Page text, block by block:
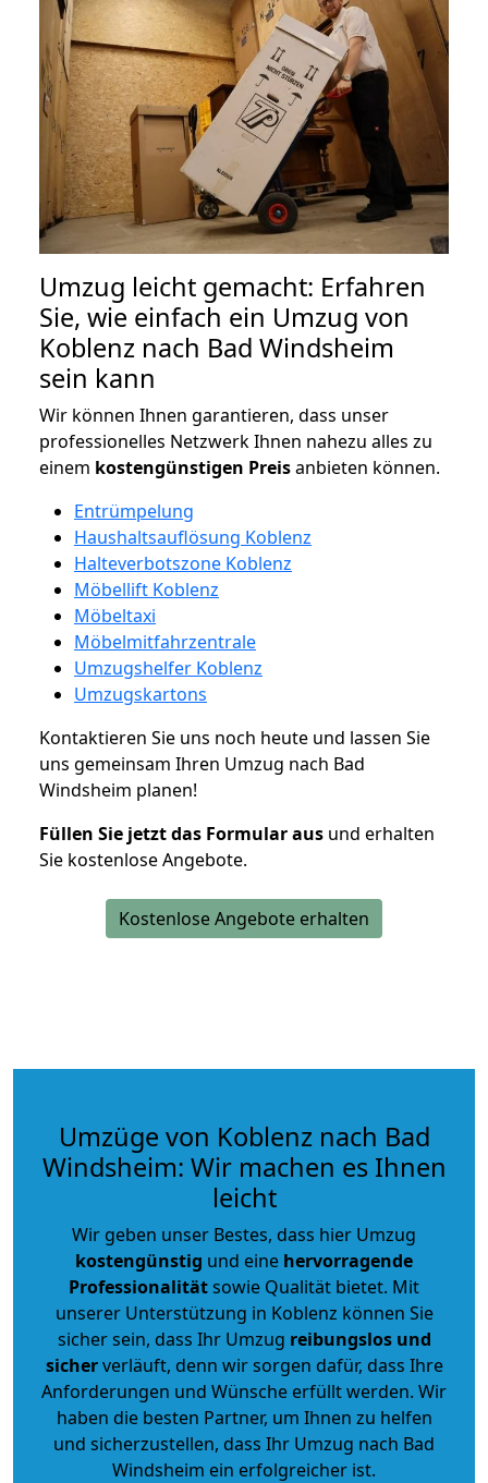
Umzug leicht gemacht: Erfahren
Sie, wie einfach ein Umzug von
Koblenz nach Bad Windsheim
sein kann
Wir können Ihnen garantieren, dass unser
professionelles Netzwerk Ihnen nahezu alles zu
einem kostengünstigen Preisanbieten können.
Entrümpelung
Haushaltsauflösung Koblenz
Halteverbotszone Koblenz
Möbellift Koblenz
Möbeltaxi
Möbelmitfahrzentrale
Umzugshelfer Koblenz
Umzugskartons
Kontaktieren Sie uns noch heute und lassen Sie
uns gemeinsam Ihren Umzug nach Bad
Windsheim planen!
Füllen Sie jetzt das Formular aus und erhalten
Sie kostenlose Angebote.
Kostenlose Angebote erhalten
Umzüge von Koblenz nach Bad
Windsheim: Wir machen es Ihnen
leicht
Wir geben unser Bestes, dass hier Umzug
kostengünstig und eine hervorragende
Professionalitätsowie Qualität bietet. Mit
unserer Unterstützung in Koblenz können Sie
sicher sein, dass Ihr Umzug reibungslos und
sicherverläuft, denn wir sorgen dafür, dass Ihre
Anforderungen und Wünsche erfüllt werden. Wir
haben die besten Partner, um Ihnen zu helfen
und sicherzustellen, dass Ihr Umzug nach Bad
Windsheim ein erfolgreicher ist.